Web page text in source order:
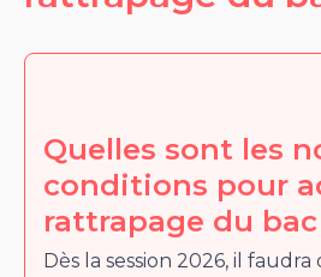
Quelles sont les
conditions pour
rattrapage du bac
Dès la session 2026, il